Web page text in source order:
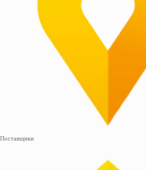
Поставщики